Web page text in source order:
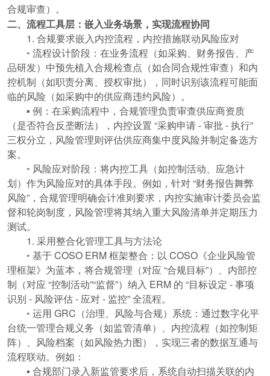
合规审查）。
二、流程工具层：嵌入业务场景，实现流程协同
1. 合规要求嵌入内控流程，内控措施联动风险应对
◦ 流程设计阶段：在业务流程（如采购、财务报告、产
品研发）中预先植入合规检查点（如合同合规性审查）和内
控机制（如职责分离、授权审批），同时识别该流程可能面
临的风险（如采购中的供应商违约风险）。
▪ 例：在采购流程中，合规管理负责审查供应商资质
（是否符合反垄断法），内控设置 “采购申请 - 审批 - 执行”
三权分立，风险管理则评估供应商集中度风险并制定备选方
案。
◦ 风险应对阶段：将内控工具（如控制活动、应急计
划）作为风险应对的具体手段。例如，针对 “财务报告舞弊
风险”，合规管理明确会计准则要求，内控实施审计委员会监
督和轮岗制度，风险管理将其纳入重大风险清单并定期压力
测试。
1. 采用整合化管理工具与方法论
◦ 基于 COSO ERM 框架整合：以 COSO《企业风险管
理框架》为蓝本，将合规管理（对应 “合规目标”）、内部控
制（对应 “控制活动”“监督”）纳入 ERM 的 “目标设定 - 事项
识别 - 风险评估 - 应对 - 监控” 全流程。
◦ 运用 GRC（治理、风险与合规）系统：通过数字化平
台统一管理合规义务（如监管清单）、内控流程（如控制矩
阵）、风险档案（如风险热力图），实现三者的数据互通与
流程联动。例如：
▪ 合规部门录入新监管要求后，系统自动扫描关联的内